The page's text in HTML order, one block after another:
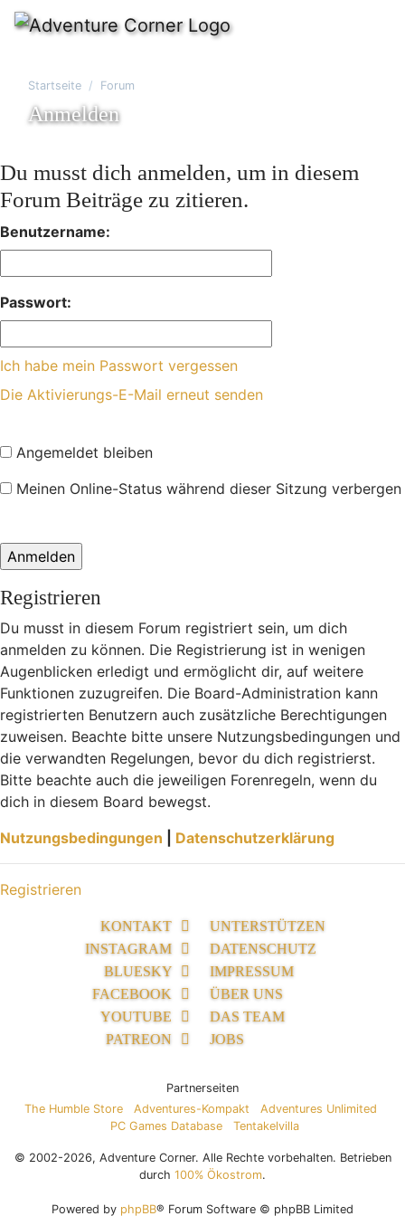
Startseite Forum
Anmelden
Du musst dich anmelden, um in diesem
Forum Beiträge zu zitieren.
Benutzername:
Passwort:
Ich habe mein Passwort vergessen
Die Aktivierungs-E-Mail erneut senden
Angemeldet bleiben
Meinen Online-Status während dieser Sitzung verbergen
Registrieren
Du musst in diesem Forum registriert sein, um dich
anmelden zu können. Die Registrierung ist in wenigen
Augenblicken erledigt und ermöglicht dir, auf weitere
Funktionen zuzugreifen. Die Board-Administration kann
registrierten Benutzern auch zusätzliche Berechtigungen
zuweisen. Beachte bitte unsere Nutzungsbedingungen und
die verwandten Regelungen, bevor du dich registrierst.
Bitte beachte auch die jeweiligen Forenregeln, wenn du
dich in diesem Board bewegst.
Nutzungsbedingungen
Datenschutzerklärung
Registrieren
KONTAKT
INSTAGRAM
BLUESKY
FACEBOOK
YOUTUBE
PATREON
UNTERSTÜTZEN
DATENSCHUTZ
IMPRESSUM
ÜBER UNS
DAS TEAM
JOBS
Partnerseiten
The Humble Store
Adventures-Kompakt
Adventures Unlimited
PC Games Database
Tentakelvilla
© 2002-2026, Adventure Corner. Alle Rechte vorbehalten. Betrieben
durch 100% Ökostrom.
Powered by phpBB® Forum Software © phpBB Limited